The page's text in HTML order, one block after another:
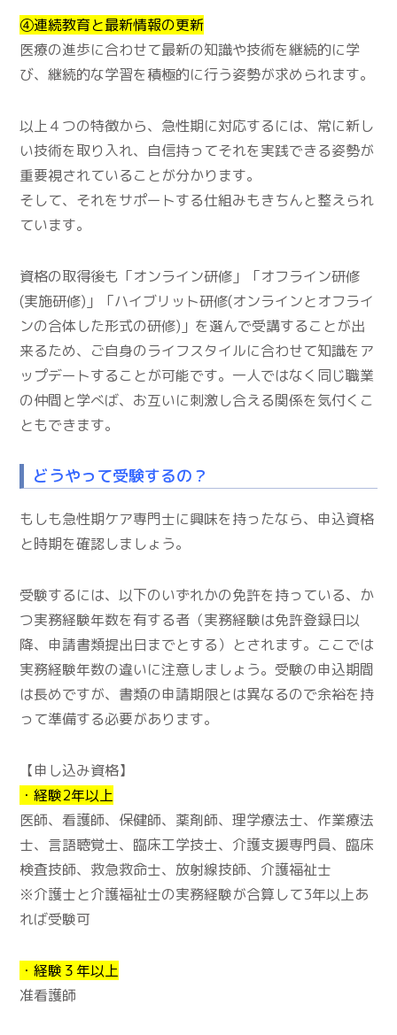
④連続教育と最新情報の更新
医療の進歩に合わせて最新の知識や技術を継続的に学
び、継続的な学習を積極的に行う姿勢が求められます。
以上４つの特徴から、急性期に対応するには、常に新し
い技術を取り入れ、自信持ってそれを実践できる姿勢が
重要視されていることが分かります。
そして、それをサポートする仕組みもきちんと整えられ
ています。
資格の取得後も「オンライン研修」「オフライン研修
(実施研修)」「ハイブリット研修(オンラインとオフライ
ンの合体した形式の研修)」を選んで受講することが出
来るため、ご自身のライフスタイルに合わせて知識をア
ップデートすることが可能です。一人ではなく同じ職業
の仲間と学べば、お互いに刺激し合える関係を気付くこ
ともできます。
どうやって受験するの？
もしも急性期ケア専門士に興味を持ったなら、申込資格
と時期を確認しましょう。
受験するには、以下のいずれかの免許を持っている、か
つ実務経験年数を有する者（実務経験は免許登録日以
降、申請書類提出日までとする）とされます。ここでは
実務経験年数の違いに注意しましょう。受験の申込期間
は長めですが、書類の申請期限とは異なるので余裕を持
って準備する必要があります。
【申し込み資格】
・経験2年以上
医師、看護師、保健師、薬剤師、理学療法士、作業療法
士、言語聴覚士、臨床工学技士、介護支援専門員、臨床
検査技師、救急救命士、放射線技師、介護福祉士
※介護士と介護福祉士の実務経験が合算して3年以上あ
れば受験可
・経験３年以上
准看護師